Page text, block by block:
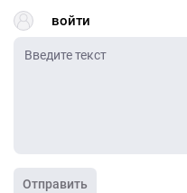
войти
Отправить